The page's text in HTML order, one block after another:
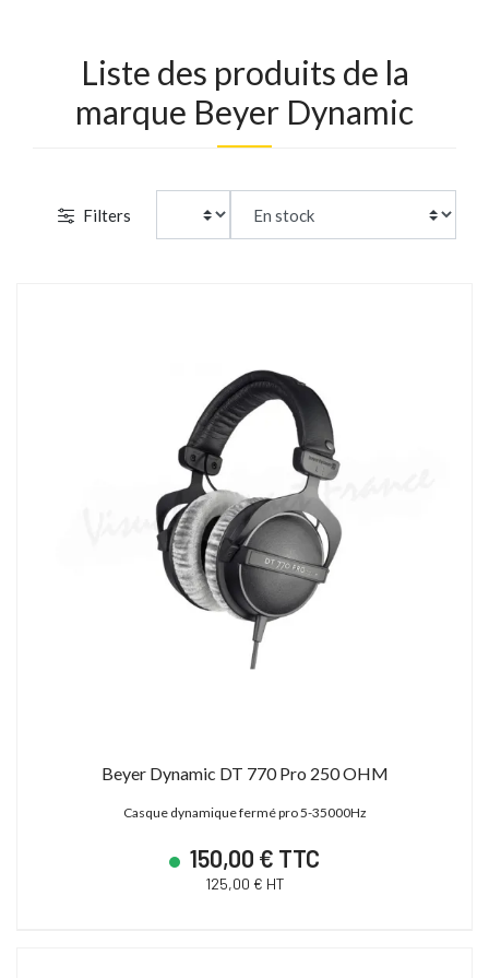
Liste des produits de la
marque Beyer Dynamic
Filters
Beyer Dynamic DT 770 Pro 250 OHM
Casque dynamique fermé pro 5-35000Hz
150,00 € TTC
125,00 € HT